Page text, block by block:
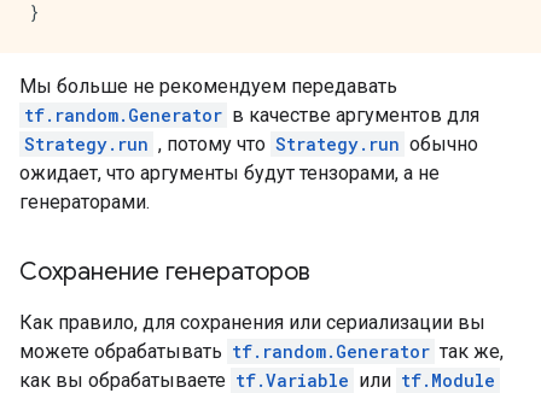
Мы больше не рекомендуем передавать
tf.random.Generator в качестве аргументов для
Strategy.run , потому что Strategy.run обычно
ожидает, что аргументы будут тензорами, а не
генераторами.
Сохранение генераторов
Как правило, для сохранения или сериализации вы
можете обрабатывать tf.random.Generator так же,
как вы обрабатываете tf.Variable или tf.Module